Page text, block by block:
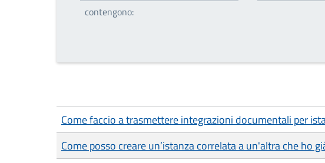
contengono:
Come faccio a trasmettere integrazioni documentali per
Come posso creare un’istanza correlata a un'altra che ho